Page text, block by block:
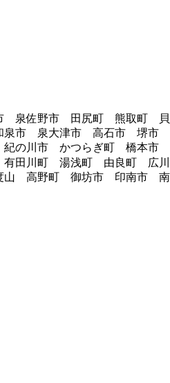
泉佐野市 田尻町 熊取町 貝
市 泉大津市 高石市 堺市
紀の川市 かつらぎ町 橋本市
田川町 湯浅町 由良町 広川
山 高野町 御坊市 印南市 南